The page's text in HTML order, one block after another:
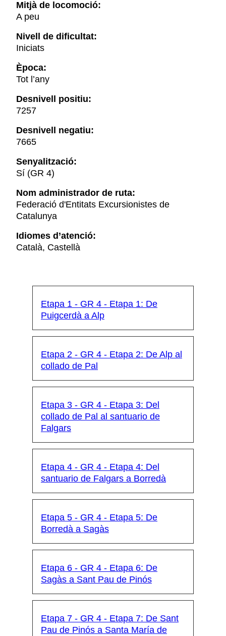
Mitjà de locomoció:
A peu
Nivell de dificultat:
Iniciats
Època:
Tot l’any
Desnivell positiu:
7257
Desnivell negatiu:
7665
Senyalització:
Sí (GR 4)
Nom administrador de ruta:
Federació d'Entitats Excursionistes de
Catalunya
Idiomes d’atenció:
Català, Castellà
Etapa 1 - GR 4 - Etapa 1: De
Puigcerdà a Alp
Etapa 2 - GR 4 - Etapa 2: De Alp al
collado de Pal
Etapa 3 - GR 4 - Etapa 3: Del
collado de Pal al santuario de
Falgars
Etapa 4 - GR 4 - Etapa 4: Del
santuario de Falgars a Borredà
Etapa 5 - GR 4 - Etapa 5: De
Borredà a Sagàs
Etapa 6 - GR 4 - Etapa 6: De
Sagàs a Sant Pau de Pinós
Etapa 7 - GR 4 - Etapa 7: De Sant
Pau de Pinós a Santa María de